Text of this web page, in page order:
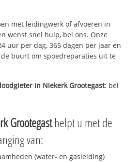
met leidingwerk of afvoeren in
wenst snel hulp, bel ons. Onze
uur per dag, 365 dagen per jaar en
buurt om spoedreparaties uit te
in Niekerk Grootegast: bel
Grootegasthelpt u met de
van:
(water- en gasleiding)